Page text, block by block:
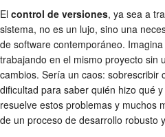
El control de versiones, ya sea a
sistema, no es un lujo, sino una
de software contemporáneo.
trabajando en el mismo proyecto sin
cambios. Sería un caos: sobrescribir
dificultad para saber quién hizo qué
resuelve estos problemas y muchos
de un proceso de desarrollo robusto